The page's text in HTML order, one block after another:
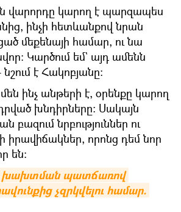
վարորդը կարող է պարզապես
ինչի հետևանքով նրան
մեքենայի համար, ու նա
Կարծում եմ` այդ ամենն
է Հակոբյանը։
ինչ անթերի է, օրենքը կարող
դրված խնդիրները։ Սակայն
բազում նրբություններ ու
որոնց դեմ նոր
են։
խախտման պատճառով
չզրկվելու համար.